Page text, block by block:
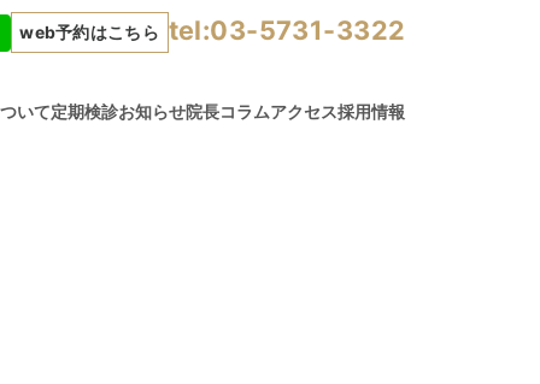
web予約はこちら tel:03-5731-3322
いて定期検診お知らせ院長コラムアクセス採用情報